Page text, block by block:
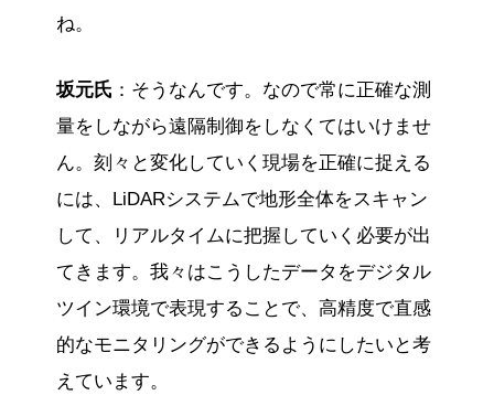
ね。
坂元氏 ：そうなんです。なので常に正確な測
量をしながら遠隔制御をしなくてはいけませ
ん。刻々と変化していく現場を正確に捉える
には、LiDARシステムで地形全体をスキャン
して、リアルタイムに把握していく必要が出
てきます。我々はこうしたデータをデジタル
ツイン環境で表現することで、高精度で直感
的なモニタリングができるようにしたいと考
えています。